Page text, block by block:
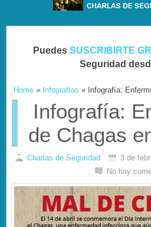
Puedes SUSCRIBIRTE
Seguridad
Home » Infografías » Infografía:
Infografía:
de Chagas
Charlas de Seguridad 3 de
No hay